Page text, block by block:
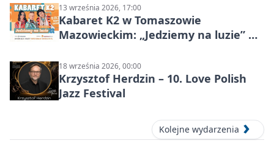
13 września 2026, 17:00
Kabaret K2 w Tomaszowie
Mazowieckim: „Jedziemy na luzie” w
Społecznej
18 września 2026, 00:00
Krzysztof Herdzin – 10. Love Polish
Jazz Festival
Kolejne wydarzenia